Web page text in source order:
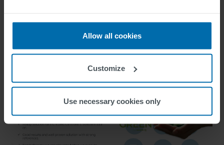
Allow all cookies
Customize
Use necessary cookies only